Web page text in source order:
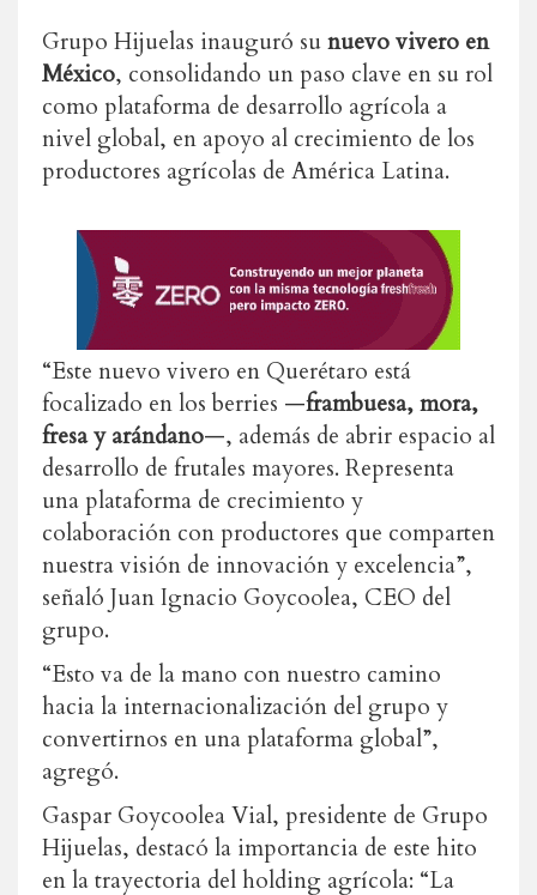
Grupo Hijuelas inauguró sunuevo vivero en
México, consolidando un paso clave en su rol
como plataforma de desarrollo agrícola a
nivel global, en apoyo al crecimiento de los
productores agrícolas de América Latina.
“Este nuevo vivero en Querétaro está
focalizado en los berries —frambuesa, mora,
fresa y arándano—, además de abrir espacio al
desarrollo de frutales mayores. Representa
una plataforma de crecimiento y
colaboración con productores que comparten
nuestra visión de innovación y excelencia”,
señaló Juan Ignacio Goycoolea, CEO del
grupo.
“Esto va de la mano con nuestro camino
hacia la internacionalización del grupo y
convertirnos en una plataforma global”,
agregó.
Gaspar Goycoolea Vial, presidente de Grupo
Hijuelas, destacó la importancia de este hito
en la trayectoria del holding agrícola: “La